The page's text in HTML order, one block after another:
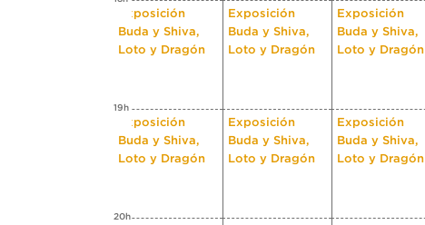
Exposición
Buda y Shiva,
Loto y Dragón
Exposición
Buda y Shiva,
Loto y Dragón
Exposición
Buda y Shiva,
Loto y Dragón
19h
Exposición
Buda y Shiva,
Loto y Dragón
Exposición
Buda y Shiva,
Loto y Dragón
Exposición
Buda y Shiva,
Loto y Dragón
20h